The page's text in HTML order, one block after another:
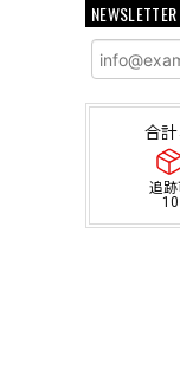
NEWSLETTER
合
追